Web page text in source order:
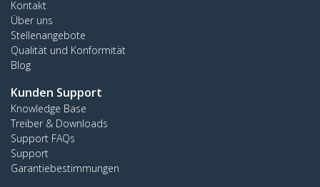
Kontakt
Über uns
Stellenangebote
Qualität und Konformität
Blog
Kunden Support
Knowledge Base
Treiber & Downloads
Support FAQs
Support
Garantiebestimmungen